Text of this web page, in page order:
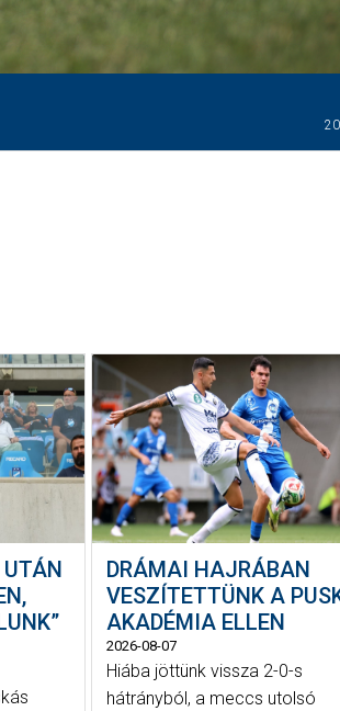
DRÁMAI HAJRÁBAN
VESZÍTETTÜNK A
AKADÉMIA ELLEN
2026-08-07
Hiába jöttünk vissza 2-0-s
hátrányból, a meccs utolsó